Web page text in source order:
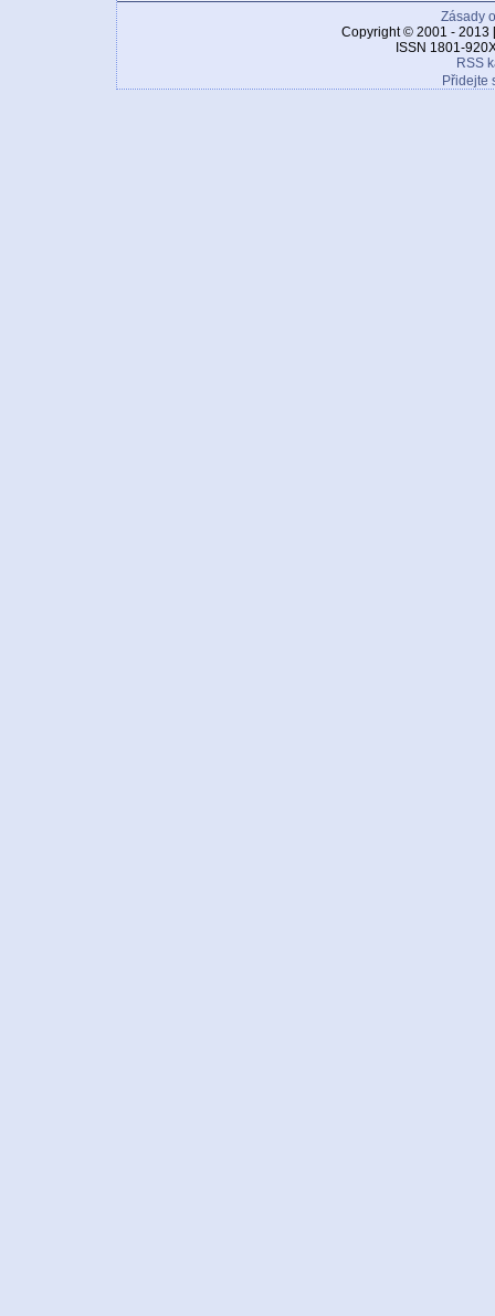
Zásady
Copyright © 2001 - 2013
ISSN 1801-
RSS
Přidejte